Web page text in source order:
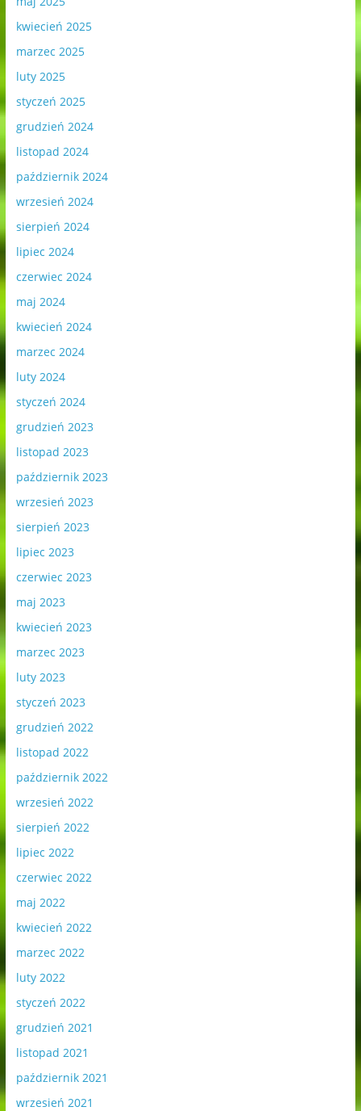
kwiecień 2025
marzec 2025
luty 2025
styczeń 2025
grudzień 2024
listopad 2024
październik 2024
wrzesień 2024
sierpień 2024
lipiec 2024
czerwiec 2024
maj 2024
kwiecień 2024
marzec 2024
luty 2024
styczeń 2024
grudzień 2023
listopad 2023
październik 2023
wrzesień 2023
sierpień 2023
lipiec 2023
czerwiec 2023
maj 2023
kwiecień 2023
marzec 2023
luty 2023
styczeń 2023
grudzień 2022
listopad 2022
październik 2022
wrzesień 2022
sierpień 2022
lipiec 2022
czerwiec 2022
maj 2022
kwiecień 2022
marzec 2022
luty 2022
styczeń 2022
grudzień 2021
listopad 2021
październik 2021
wrzesień 2021